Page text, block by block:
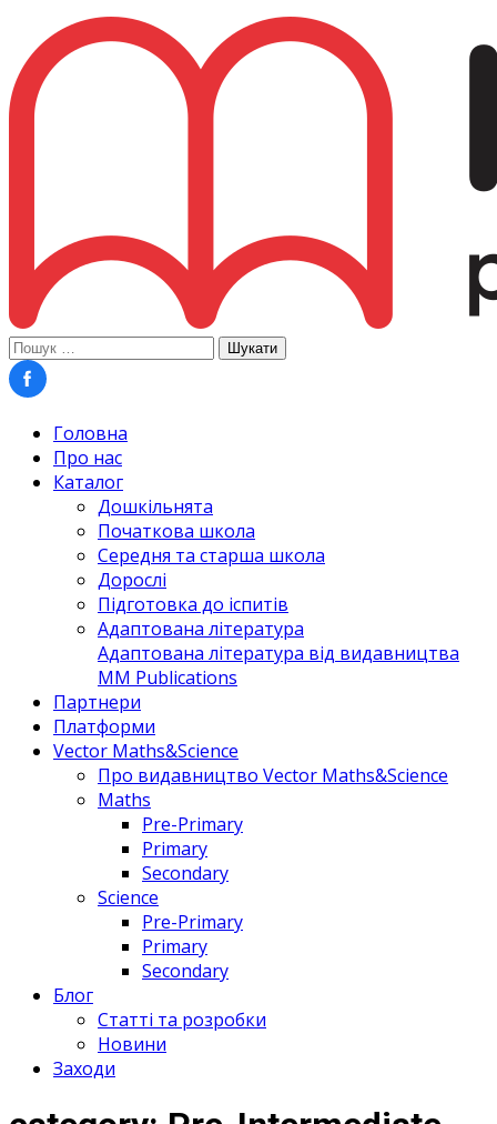
Пошук:
Головна
Про нас
Каталог
Дошкільнята
Початкова школа
Середня та старша школа
Дорослі
Підготовка до іспитів
Адаптована література
Адаптована література від видавництва
MM Publications
Партнери
Платформи
Vector Maths&Science
Про видавництво Vector Maths&Science
Maths
Pre-Primary
Primary
Secondary
Science
Pre-Primary
Primary
Secondary
Блог
Статті та розробки
Новини
Заходи